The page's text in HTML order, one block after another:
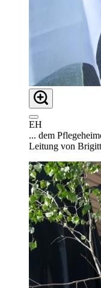
EH
... dem
Leitung von